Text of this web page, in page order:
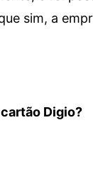
sim, a
Digio?